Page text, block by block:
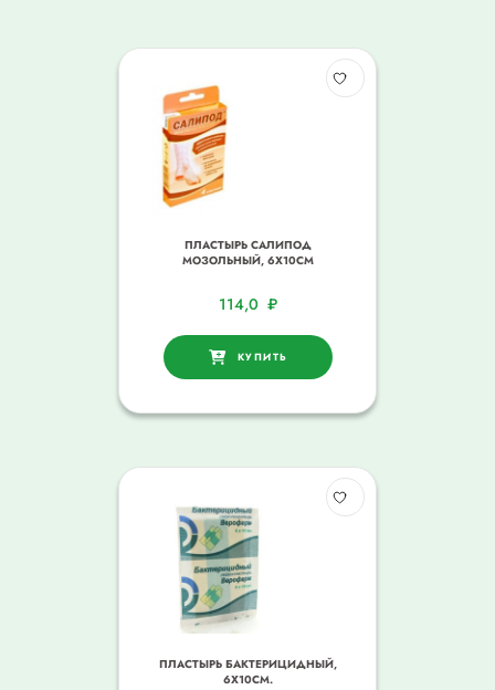
ПЛАСТЫРЬ САЛИПОД
МОЗОЛЬНЫЙ, 6Х10СМ
114,0 ₽
КУПИТЬ
ПЛАСТЫРЬ БАКТЕРИЦИДНЫЙ,
6Х10СМ.